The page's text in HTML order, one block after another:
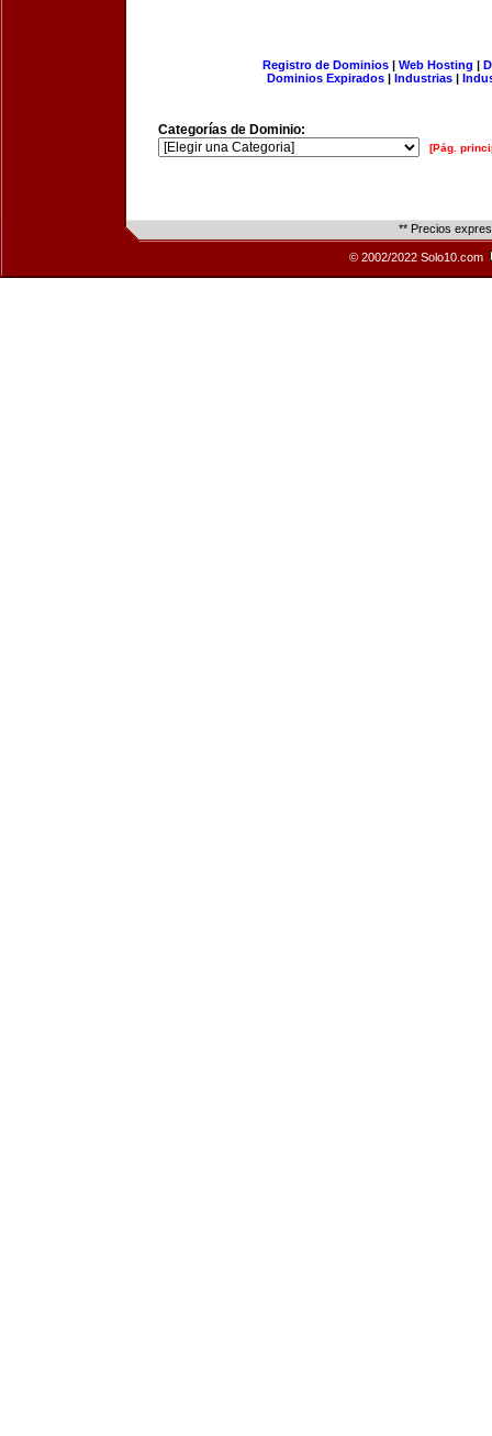
Registro de Dominios| Web Hosting |
Dominios Expirados | Industrias |
Categorías de Dominio:
[Pág.
** Precios
© 2002/2022 Solo10.com